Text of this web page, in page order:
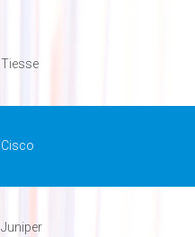
Tiesse
Cisco
Juniper